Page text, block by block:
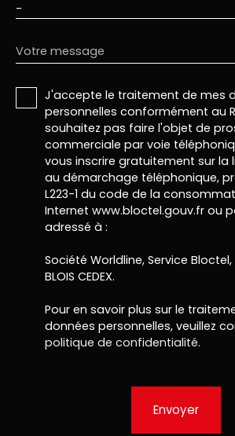
-
Votre message
J'accepte le traitement de mes
personnelles conformément au
souhaitez pas faire l'objet de
commerciale par voie
vous inscrire gratuitement sur la
au démarchage téléphonique,
L223-1 du code de la
Internet www.bloctel.gouv.fr ou
adressé à :
Société Worldline, Service Bloctel,
BLOIS CEDEX.
Pour en savoir plus sur le
données personnelles, veuillez
politique de confidentialité.
Envoyer